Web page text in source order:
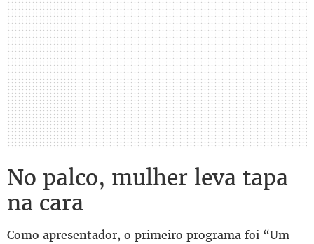
No palco, mulher leva tapa
na cara
Como apresentador, o primeiro programa foi “Um